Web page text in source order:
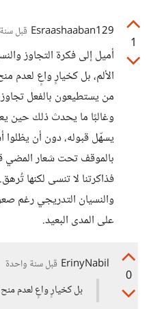
1
Esraashaaban129 قبل
أميل إلى فكرة التجاوز
الألم، بل كخيارٍ واعٍ لعدم
من يستطيعون بالفعل
وغالبًا ما يحدث ذلك حين
يسهّل قبوله، دون أن يظلوا
بالموقف تحت شعار
فذاكرتنا لا تنسى لكنها
والنسيان التدريجي رغم
على المدى البعيد.
0
ErinyNabil قبل سنة واحدة
بل كخيارٍ واعٍ لعدم